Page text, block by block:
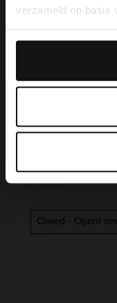
verzameld op basis
Batavia Plein 90
8242PN Lelystad
Manfield
Lange
7411 KJ
Closed - Opent
English